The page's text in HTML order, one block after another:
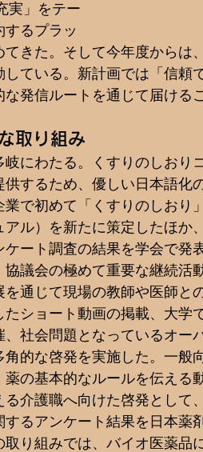
実」をテー
るプラッ
てきた。そして今年度からは
ている。新計画では「信頼
発信ルートを通じて届ける
取り組み
にわたる。くすりのしおり
するため、優しい日本語化
で初めて「くすりのしおり
ル）を新たに策定したほか
ート調査の結果を学会で発
議会の極めて重要な継続活
通じて現場の教師や医師と
ショート動画の掲載、大学
社会問題となっているオー
的な啓発を実施した。一般
の基本的なルールを伝える
介護職へ向けた啓発として
るアンケート結果を日本薬
り組みでは、バイオ医薬品